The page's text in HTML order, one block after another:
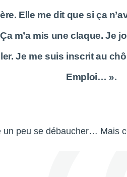
Elle me dit que si ça
m’a mis une claque. Je
Je me suis inscrit au
Emploi… ».
un peu se débaucher… Mais